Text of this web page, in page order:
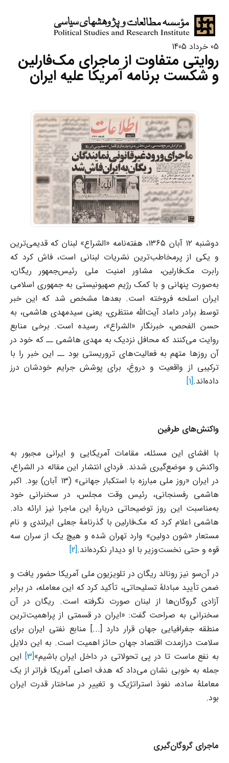
05 خرداد 1405
روایتی متفاوت از ماجرای مک‌فارلین
و شکست برنامه آمریکا علیه ایران
دوشنبه ۱۲ آبان ۱۳۶۵، هفته‌نامه «الشراع» لبنان که قدیمی‌ترین
و یکی از پرمخاطب‌ترین نشریات لبنانی است، فاش کرد که
رابرت مک‌فارلین، مشاور امنیت ملی رئیس‌جمهور ریگان،
به‌صورت پنهانی و با کمک رژیم صهیونیستی به جمهوری اسلامی
ایران اسلحه فروخته است. بعدها مشخص شد که این خبر
توسط برادر داماد آیت‌الله منتظری، یعنی سیدمهدی هاشمی، به
حسن الفحص، خبرنگار «الشراع»، رسیده است. برخی منابع
روایت می‌کنند که محافل نزدیک به مهدی هاشمی ــ که خود در
آن روزها متهم به فعالیت‌های تروریستی بود ــ این خبر را با
ترکیبی از واقعیت و دروغ، برای پوشش جرایم خودشان درز
داده‌اند.[1]
واکنش‌های طرفین
با افشای این مسئله، مقامات آمریکایی و ایرانی مجبور به
واکنش و موضع‌گیری شدند. فردای انتشار این مقاله در الشراع،
در ایران «روز ملی مبارزه با استکبار جهانی» (۱۳ آبان) بود. اکبر
هاشمی رفسنجانی، رئیس وقت مجلس، در سخنرانی خود
به‌مناسبت این روز توضیحاتی دربارهٔ این ماجرا نیز ارائه داد.
هاشمی اعلام کرد که مک‌فارلین با گذرنامۀ جعلی ایرلندی و نام
مستعار «شون دولین» وارد تهران شده و هیچ یک از سران سه
قوه و حتی نخست‌وزیر با او دیدار نکرده‌اند.[2]
در آن‌سو نیز رونالد ریگان در تلویزیون ملی آمریکا حضور یافت و
ضمن تأیید مبادلۀ تسلیحاتی، تأکید کرد که این معامله، در برابر
آزادی گروگان‌ها از لبنان صورت نگرفته است. ریگان در آن
سخنرانی به صراحت گفت: «ایران در قسمتی از پراهمیت‌ترین
منطقه جغرافیایی جهان قرار دارد [...] منابع نفتی ایران برای
سلامت درازمدت اقتصاد جهان حائز اهمیت است. به این دلایل
به نفع ماست تا در پی تحولاتی در داخل ایران باشیم»[3]
این
جمله به خوبی نشان می‌داد که هدف اصلی آمریکا فراتر از یک
معاملۀ ساده، نفوذ استراتژیک و تغییر در ساختار قدرت ایران
بود.
ماجرای گروگان‌گیری